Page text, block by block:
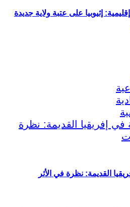
إثيوبيا على عتبة ولاية جديدة
القديمة: نظرة في الأثر